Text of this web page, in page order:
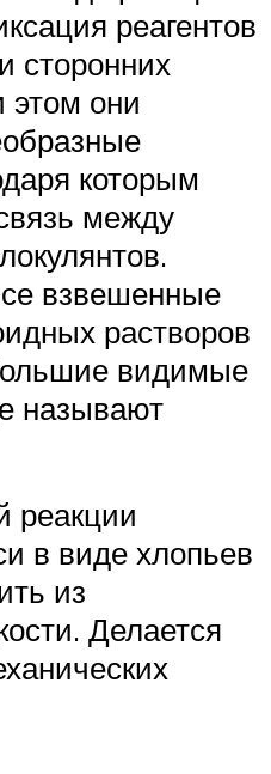
реагентов
сторонних
они
которым
между
взвешенные
растворов
видимые
называют
реакции
в виде хлопьев
из
Делается